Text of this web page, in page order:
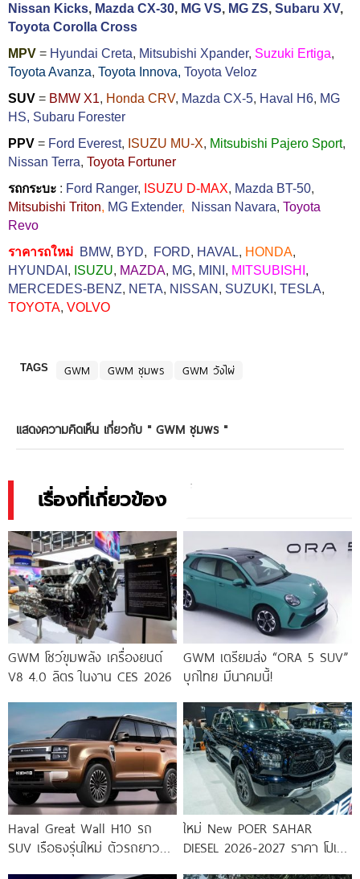
Nissan Kicks, Mazda CX-30, MG VS, MG ZS, Subaru XV,
Toyota Corolla Cross
MPV = Hyundai Creta, Mitsubishi Xpander, Suzuki Ertiga,
Toyota Avanza, Toyota Innova, Toyota Veloz
SUV = BMW X1, Honda CRV, Mazda CX-5, Haval H6, MG
HS, Subaru Forester
PPV = Ford Everest, ISUZU MU-X, Mitsubishi Pajero Sport,
Nissan Terra, Toyota Fortuner
รถกระบะ : Ford Ranger, ISUZU D-MAX, Mazda BT-50,
Mitsubishi Triton, MG Extender, Nissan Navara, Toyota
Revo
ราคารถใหม่ BMW, BYD, FORD, HAVAL, HONDA,
HYUNDAI , ISUZU, MAZDA, MG, MINI , MITSUBISHI ,
MERCEDES-BENZ, NETA, NISSAN , SUZUKI , TESLA,
TOYOTA, VOLVO
TAGS GWM GWM ชุมพร GWM วังไผ่
แสดงความคิดเห็น เกี่ยวกับ " GWM ชุมพร"
เรื่องที่เกี่ยวข้อง
GWM โชว์ขุมพลัง เครื่องยนต์
V8 4.0 ลิตร ในงาน CES 2026
GWM เตรียมส่ง “ORA 5 SUV”
บุกไทย มีนาคมนี้!
Haval Great Wall H10 รถ
SUV เรือธงรุ่นใหม่ ตัวรถยาว
ใหม่ New POER SAHAR
DIESEL 2026-2027 ราคา โปเอ